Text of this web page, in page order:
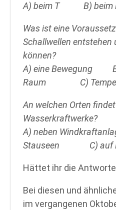
A) beim T B)
Was ist eine
Schallwellen entstehen
können?
A) eine Bewegung
Raum C)
An welchen Orten
Wasserkraftwerke?
A) neben
Stauseen C) auf
Hättet ihr die
Bei diesen und
im vergangenen